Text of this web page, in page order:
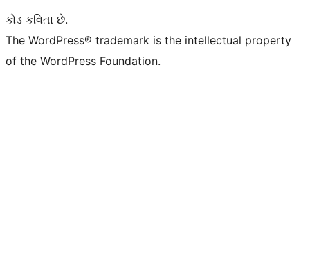
કોડ કવિતા છે.
The WordPress® trademark is the intellectual property
of the WordPress Foundation.